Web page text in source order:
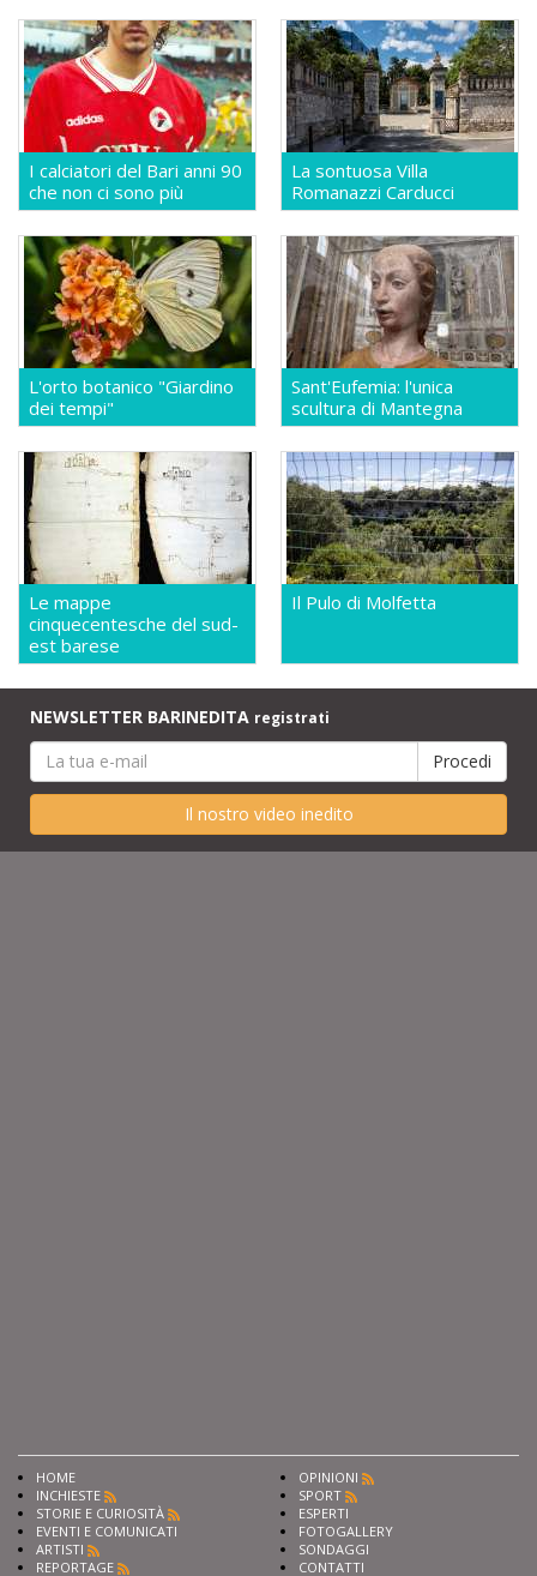
I calciatori del Bari anni 90
che non ci sono più
La sontuosa Villa
Romanazzi Carducci
L'orto botanico "Giardino
dei tempi"
Sant'Eufemia: l'unica
scultura di Mantegna
Le mappe
cinquecentesche del sud-
est barese
Il Pulo di Molfetta
NEWSLETTER BARINEDITA registrati
Il nostro video inedito
HOME
INCHIESTE
STORIE E CURIOSITÀ
EVENTI E COMUNICATI
ARTISTI
REPORTAGE
OPINIONI
SPORT
ESPERTI
FOTOGALLERY
SONDAGGI
CONTATTI